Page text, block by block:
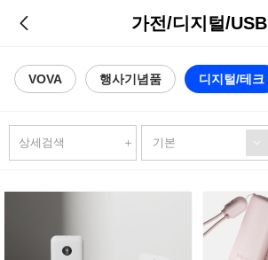
가전/디지털/USB
VOVA 행사기념품 디지털/테크
상세검색